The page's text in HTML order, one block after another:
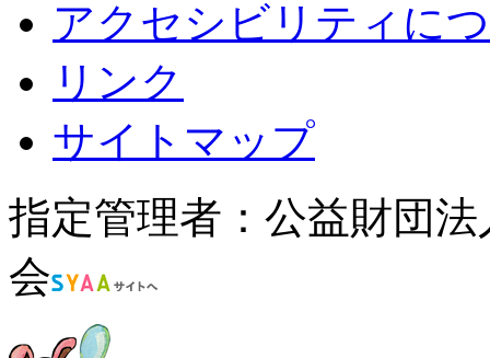
アクセシビリティに
リンク
サイトマップ
指定管理者：公益財団
会